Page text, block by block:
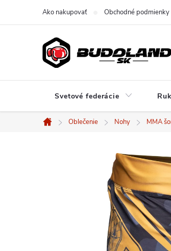
Ako nakupovať Obchodné podmienky
Svetové federácie
Domov
Oblečenie Nohy MMA